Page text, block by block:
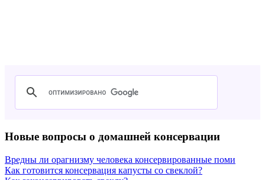
Новые вопросы о домашней консервации
Вредны ли орагнизму человека консервированные поми
Как готовится консервация капусты со свеклой?